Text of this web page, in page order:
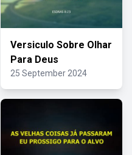
Versiculo Sobre Olhar
Para Deus
25 September 2024